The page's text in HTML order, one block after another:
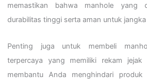
memastikan bahwa manhole yang
durabilitas tinggi serta aman untuk
Penting juga untuk membeli
terpercaya yang memiliki rekam
membantu Anda menghindari produk